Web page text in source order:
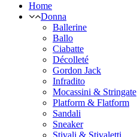
Home
Donna
Ballerine
Ballo
Ciabatte
Décolleté
Gordon Jack
Infradito
Mocassini & Stringate
Platform & Flatform
Sandali
Sneaker
Stivali & Stivaletti